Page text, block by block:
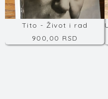
Tito - Život i rad
900,00 RSD